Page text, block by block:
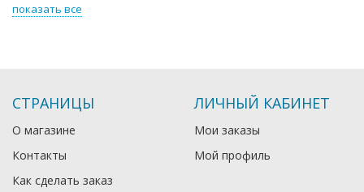
показать все
СТРАНИЦЫ
О магазине
Контакты
Как сделать заказ
ЛИЧНЫЙ КАБИНЕТ
Мои заказы
Мой профиль